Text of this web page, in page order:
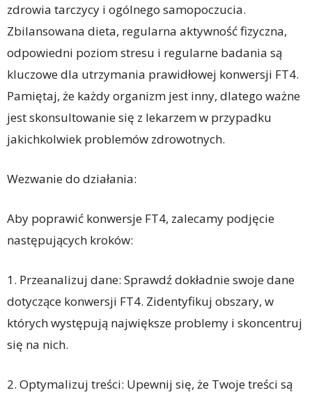
zdrowia tarczycy i ogólnego samopoczucia.
Zbilansowana dieta, regularna aktywność fizyczna,
odpowiedni poziom stresu i regularne badania są
kluczowe dla utrzymania prawidłowej konwersji FT4.
Pamiętaj, że każdy organizm jest inny, dlatego ważne
jest skonsultowanie się z lekarzem w przypadku
jakichkolwiek problemów zdrowotnych.
Wezwanie do działania:
Aby poprawić konwersje FT4, zalecamy podjęcie
następujących kroków:
1. Przeanalizuj dane: Sprawdź dokładnie swoje dane
dotyczące konwersji FT4. Zidentyfikuj obszary, w
których występują największe problemy i skoncentruj
się na nich.
2. Optymalizuj treści: Upewnij się, że Twoje treści są